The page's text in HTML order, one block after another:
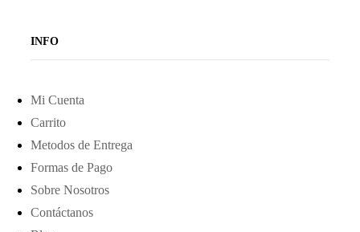
INFO
Mi Cuenta
Carrito
Metodos de Entrega
Formas de Pago
Sobre Nosotros
Contáctanos